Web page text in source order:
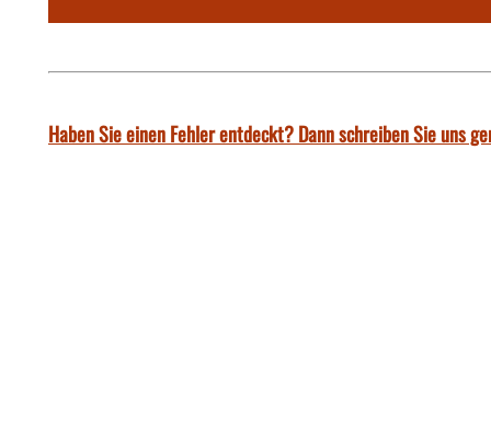
Haben Sie einen Fehler entdeckt? Dann schreiben Sie uns